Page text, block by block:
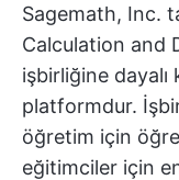
Sagemath, Inc.
Calculation and
işbirliğine
platformdur.
öğretim için
eğitimciler için